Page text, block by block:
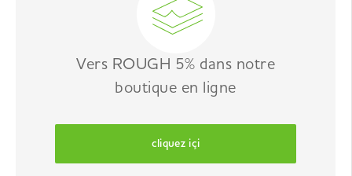
Vers ROUGH 5% dans notre
boutique en ligne
cliquez içi